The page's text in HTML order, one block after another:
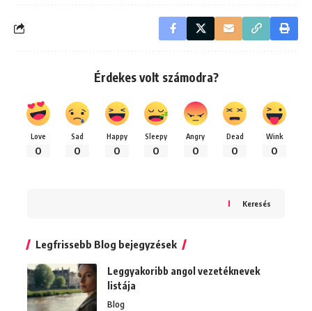
Érdekes volt számodra?
Love
0
Sad
0
Happy
0
Sleepy
0
Angry
0
Dead
0
Wink
0
Keresés
Legfrissebb Blog bejegyzések
Leggyakoribb angol vezetéknevek
listája
Blog